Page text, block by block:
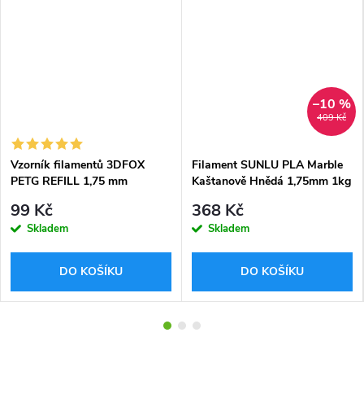
Vzorník filamentů 3DFOX
PETG REFILL 1,75 mm
99 Kč
Skladem
DO KOŠÍKU
409 Kč
–10 %
Filament SUNLU PLA Marble
Kaštanově Hnědá 1,75mm 1kg
368 Kč
Skladem
DO KOŠÍKU